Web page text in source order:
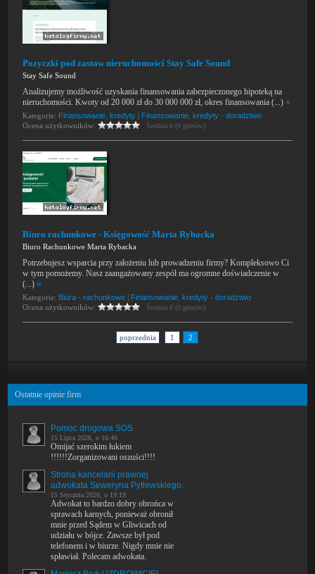
Pozyczki pod zastaw nieruchomości Stay Safe Sound
Stay Safe Sound
Analizujemy możliwość uzyskania finansowania zabezpieczonego hipoteką na
nieruchomości. Kwoty od 20 000 zł do 30 000 000 zł, okres finansowania (...)»
Kategorie: Finansowanie, kredyty | Finansowanie, kredyty - doradztwo
Ocena użytkowników:
Średnia 0 (0 głosów)
Biuro rachunkowe - Księgowość Marta Rybacka
Biuro Rachunkowe Marta Rybacka
Potrzebujesz wsparcia przy założeniu lub prowadzeniu firmy? Kompleksowo Ci
w tym pomożemy. Nasz zaangażowany zespół ma ogromne doświadczenie w
(...)»
Kategorie: Biura - rachunkowe | Finansowanie, kredyty - doradztwo
Ocena użytkowników:
Średnia 0 (0 głosów)
poprzednia 1 2
Ostatnie opinie firm
Pomoc drogowa SOS
15 Lipca 2026, o 16:46
Omijać szerokim łukiem
!!!!!!Zorganizowani oszuści!!!!
Strona kancelarii prawnej
adwokata Seweryna Pytlewskiego.
15 Stycznia 2026, o 19:19
Adwokat to bardzo dobry obrońca w
sprawach karnych, ponieważ obronił
mnie przed Sądem w Gliwicach od
udziału w bójce. Zawsze był pod
telefonem i w biurze. Nigdy mnie nie
spławiał. Polecam adwokata.